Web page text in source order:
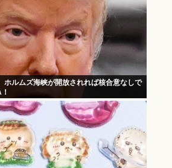
ホルムズ海峡が開放されれば核合意なしで